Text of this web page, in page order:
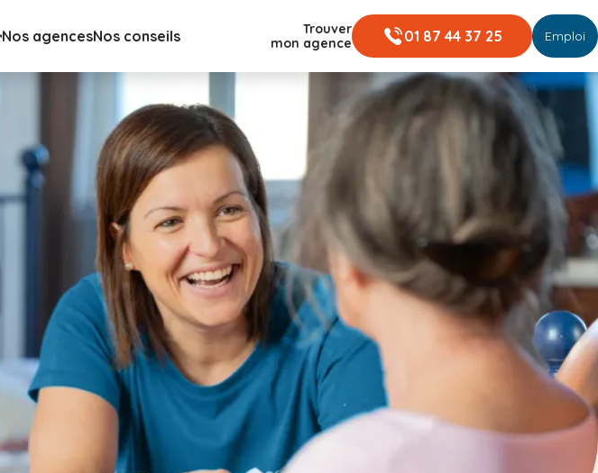
Nos agencesNos conseils
Trouver
mon agence
01 87 44 37 25 Emploi